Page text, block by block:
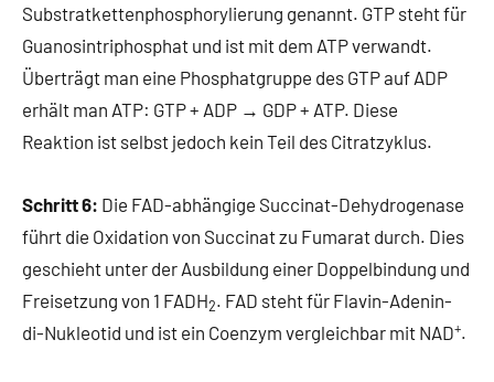
Substratkettenphosphorylierung genannt. GTP steht für
Guanosintriphosphat und ist mit dem ATP verwandt.
Überträgt man eine Phosphatgruppe des GTP auf ADP
erhält man ATP: GTP + ADP → GDP + ATP. Diese
Reaktion ist selbst jedoch kein Teil des Citratzyklus.
Schritt 6: Die FAD-abhängige Succinat-Dehydrogenase
führt die Oxidation von Succinat zu Fumarat durch. Dies
geschieht unter der Ausbildung einer Doppelbindung und
Freisetzung von 1 FADH2. FAD steht für Flavin-Adenin-
di-Nukleotid und ist ein Coenzym vergleichbar mit NAD+.